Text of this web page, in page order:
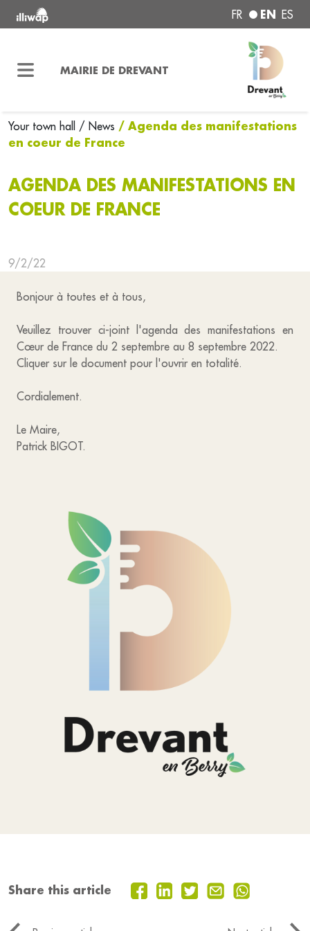
FR EN ES
MAIRIE DE DREVANT
Your town hall / News / Agenda des manifestations
en coeur de France
AGENDA DES MANIFESTATIONS EN
COEUR DE FRANCE
9/2/22
Bonjour à toutes et à tous,
Veuillez trouver ci-joint l'agenda des manifestations en
Cœur de France du 2 septembre au 8 septembre 2022.
Cliquer sur le document pour l'ouvrir en totalité.
Cordialement.
Le Maire,
Patrick BIGOT.
Share this article